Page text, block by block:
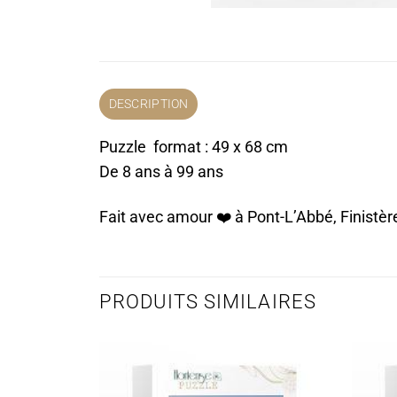
DESCRIPTION
Puzzle format : 49 x 68 cm
De 8 ans à 99 ans
Fait avec amour ❤️️ à Pont-L’Abbé,
PRODUITS SIMILAIRES